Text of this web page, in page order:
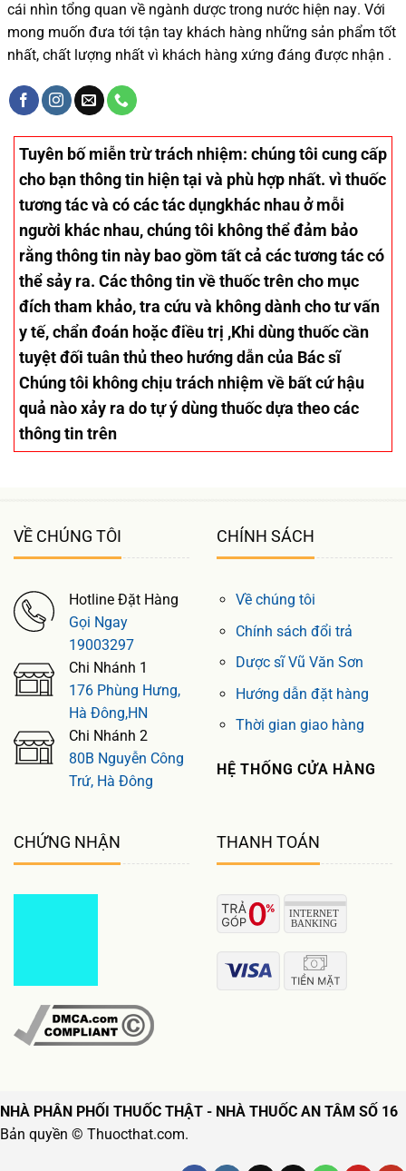
cái nhìn tổng quan về ngành dược trong nước hiện nay. Với
mong muốn đưa tới tận tay khách hàng những sản phẩm tốt
nhất, chất lượng nhất vì khách hàng xứng đáng được nhận .
Tuyên bố miễn trừ trách nhiệm: chúng tôi cung cấp
cho bạn thông tin hiện tại và phù hợp nhất. vì thuốc
tương tác và có các tác dụngkhác nhau ở mỗi
người khác nhau, chúng tôi không thể đảm bảo
rằng thông tin này bao gồm tất cả các tương tác có
thể sảy ra. Các thông tin về thuốc trên cho mục
đích tham khảo, tra cứu và không dành cho tư vấn
y tế, chẩn đoán hoặc điều trị ,Khi dùng thuốc cần
tuyệt đối tuân thủ theo hướng dẫn của Bác sĩ
Chúng tôi không chịu trách nhiệm về bất cứ hậu
quả nào xảy ra do tự ý dùng thuốc dựa theo các
thông tin trên
VỀ CHÚNG TÔI
Hotline Đặt Hàng
Gọi Ngay
19003297
Chi Nhánh 1
176 Phùng Hưng,
Hà Đông,HN
Chi Nhánh 2
80B Nguyễn Công
Trứ, Hà Đông
CHÍNH SÁCH
Về chúng tôi
Chính sách đổi trả
Dược sĩ Vũ Văn Sơn
Hướng dẫn đặt hàng
Thời gian giao hàng
HỆ THỐNG CỬA HÀNG
CHỨNG NHẬN THANH TOÁN
NHÀ PHÂN PHỐI THUỐC THẬT - NHÀ THUỐC AN TÂM SỐ 16
Bản quyền © Thuocthat.com.